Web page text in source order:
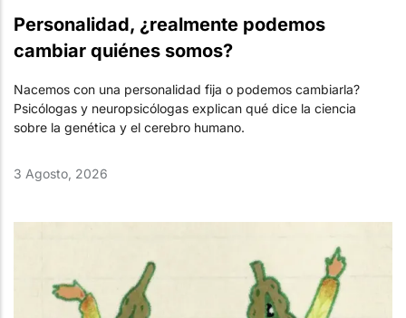
Personalidad, ¿realmente podemos
cambiar quiénes somos?
Nacemos con una personalidad fija o podemos cambiarla?
Psicólogas y neuropsicólogas explican qué dice la ciencia
sobre la genética y el cerebro humano.
3 Agosto, 2026